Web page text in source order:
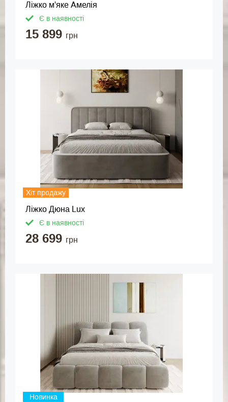
Ліжко м'яке Амелія
Є в наявності
15 899 грн
Хіт продажу
Ліжко Дюна Lux
Є в наявності
28 699 грн
Новинка